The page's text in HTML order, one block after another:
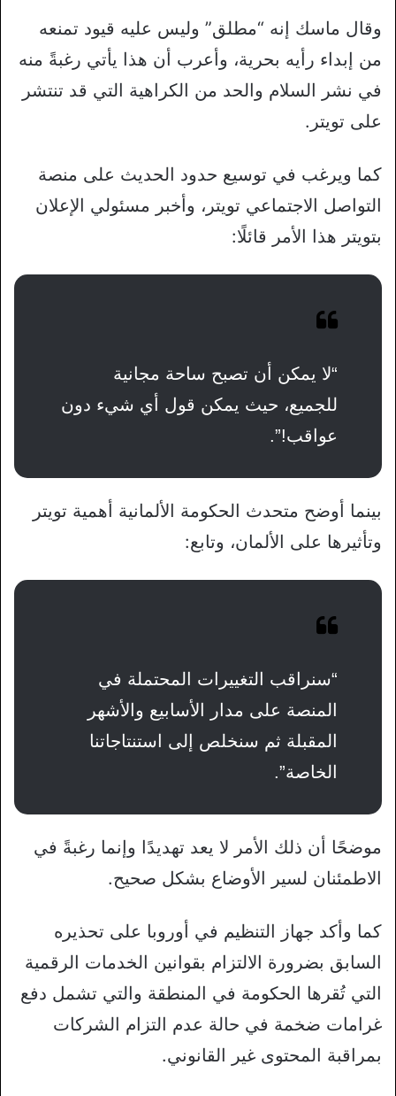
وقال ماسك إنه “مطلق” وليس عليه قيود تمنعه
من إبداء رأيه بحرية، وأعرب أن هذا يأتي رغبةً منه
في نشر السلام والحد من الكراهية التي قد تنتشر
على تويتر.
كما ويرغب في توسيع حدود الحديث على منصة
التواصل الاجتماعي تويتر، وأخبر مسئولي الإعلان
بتويتر هذا الأمر قائلًا:
“لا يمكن أن تصبح ساحة مجانية
للجميع، حيث يمكن قول أي شيء دون
عواقب!”.
بينما أوضح متحدث الحكومة الألمانية أهمية تويتر
وتأثيرها على الألمان، وتابع:
“سنراقب التغييرات المحتملة في
المنصة على مدار الأسابيع والأشهر
المقبلة ثم سنخلص إلى استنتاجاتنا
الخاصة”.
موضحًا أن ذلك الأمر لا يعد تهديدًا وإنما رغبةً في
الاطمئنان لسير الأوضاع بشكل صحيح.
كما وأكد جهاز التنظيم في أوروبا على تحذيره
السابق بضرورة الالتزام بقوانين الخدمات الرقمية
التي تُقرها الحكومة في المنطقة والتي تشمل دفع
غرامات ضخمة في حالة عدم التزام الشركات
بمراقبة المحتوى غير القانوني.